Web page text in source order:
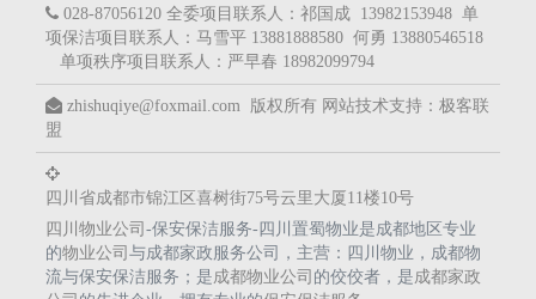
028-87056120 全委项目联系人：祁国成 13982153948 单
项保洁项目联系人：马雪平 13881888580 何勇 13880546518
单项秩序项目联系人：严早春 18982099794
zhishuqiye@foxmail.com 版权所有 网站技术支持： 极客联
盟
四川省成都市锦江区喜树街75号云里大厦11楼10号
四川物业公司 -保安保洁服务-四川置蜀物业是成都地区专业
的物业公司 与成都家政服务公司，主营：四川物业，成都物
流与保安保洁服务；是成都物业公司 的佼佼者，是成都家政